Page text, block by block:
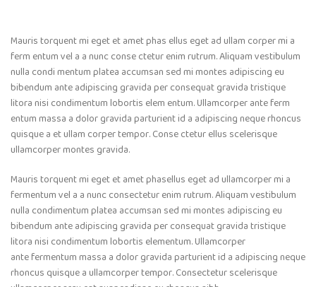
Mauris torquent mi eget et amet phas ellus eget ad ullam corper mi a
ferm entum vel a a nunc conse ctetur enim rutrum. Aliquam vestibulum
nulla condi mentum platea accumsan sed mi montes adipiscing eu
bibendum ante adipiscing gravida per consequat gravida tristique
litora nisi condimentum lobortis elem entum. Ullamcorper ante ferm
entum massa a dolor gravida parturient id a adipiscing neque rhoncus
quisque a et ullam corper tempor. Conse ctetur ellus scelerisque
ullamcorper montes gravida.
Mauris torquent mi eget et amet phasellus eget ad ullamcorper mi a
fermentum vel a a nunc consectetur enim rutrum. Aliquam vestibulum
nulla condimentum platea accumsan sed mi montes adipiscing eu
bibendum ante adipiscing gravida per consequat gravida tristique
litora nisi condimentum lobortis elementum. Ullamcorper
ante fermentum massa a dolor gravida parturient id a adipiscing neque
rhoncus quisque a ullamcorper tempor. Consectetur scelerisque